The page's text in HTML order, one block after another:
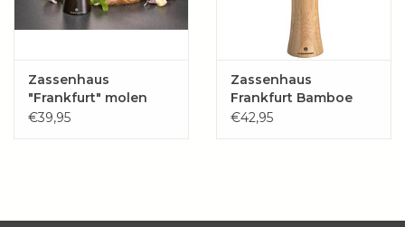
Zassenhaus
"Frankfurt" molen
Wengé 18 cm
€39,95
Zassenhaus
Frankfurt Bamboe
molen
€42,95